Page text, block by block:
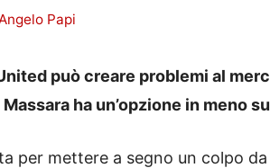
Angelo Papi
può creare problemi al
ha un’opzione in meno
per mettere a segno un colpo